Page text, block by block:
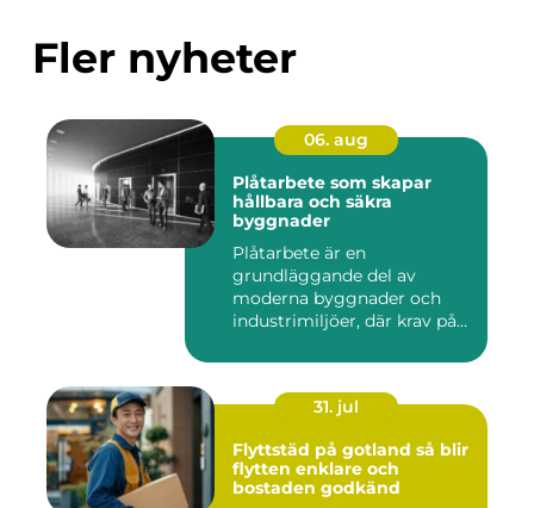
Fler nyheter
06. aug
Plåtarbete som skapar
hållbara och säkra
byggnader
Plåtarbete är en
grundläggande del av
moderna byggnader och
industrimiljöer, där krav på
31. jul
Flyttstäd på gotland så blir
flytten enklare och
bostaden godkänd